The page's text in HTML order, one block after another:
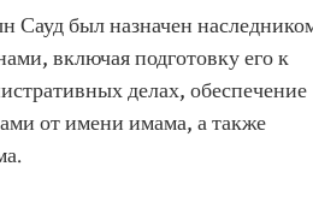
Сауд был назначен
включая подготовку его к
делах, обеспечение
от имени имама, а также